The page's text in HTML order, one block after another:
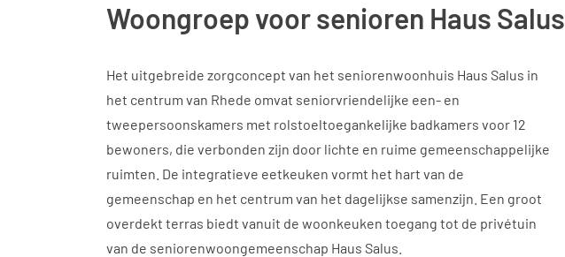
Woongroep voor senioren Haus Salus
Het uitgebreide zorgconcept van het seniorenwoonhuis Haus Salus in
het centrum van Rhede omvat seniorvriendelijke een- en
tweepersoonskamers met rolstoeltoegankelijke badkamers voor 12
bewoners, die verbonden zijn door lichte en ruime gemeenschappelijke
ruimten. De integratieve eetkeuken vormt het hart van de
gemeenschap en het centrum van het dagelijkse samenzijn. Een groot
overdekt terras biedt vanuit de woonkeuken toegang tot de privétuin
van de seniorenwoongemeenschap Haus Salus.